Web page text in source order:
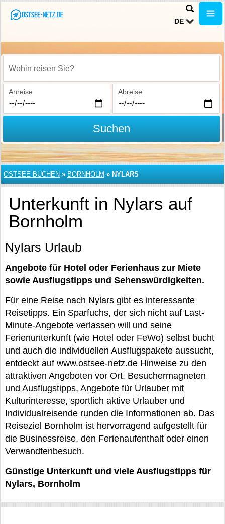
DE
Wohin reisen Sie?
Anreise Abreise
Suchen
OSTSEE BUCHEN » BORNHOLM » NYLARS
Unterkunft in Nylars auf
Bornholm
Nylars Urlaub
Angebote für Hotel oder Ferienhaus zur Miete
sowie Ausflugstipps und Sehenswürdigkeiten.
Für eine Reise nach Nylars gibt es interessante
Reisetipps. Ein Sparfuchs, der sich nicht auf Last-
Minute-Angebote verlassen will und seine
Ferienunterkunft (wie Hotel oder FeWo) selbst bucht
und auch die individuellen Ausflugspakete aussucht,
entdeckt auf www.ostsee-netz.de Hinweise zu den
attraktiven Angeboten vor Ort. Besuchermagneten
und Ausflugstipps, Angebote für Urlauber mit
Kulturinteresse, sportlich aktive Urlauber und
Individualreisende runden die Informationen ab. Das
Reiseziel Bornholm ist hervorragend aufgestellt für
die Businessreise, den Ferienaufenthalt oder einen
Verwandtenbesuch.
Günstige Unterkunft und viele Ausflugstipps für
Nylars, Bornholm